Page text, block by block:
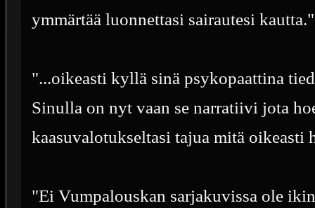
ymmärtää luonnettasi sairautesi
"...oikeasti kyllä sinä psykopaattina
Sinulla on nyt vaan se narratiivi jota
kaasuvalotukseltasi tajua mitä oikeasti
"Ei Vumpalouskan sarjakuvissa ole